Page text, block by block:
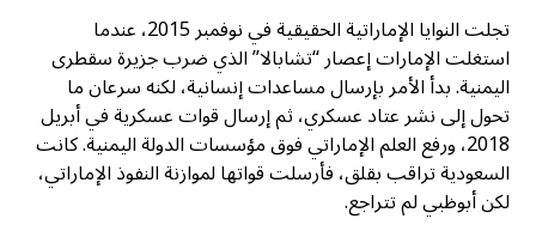
تجلت النوايا الإماراتية الحقيقية في نوفمبر 2015، عندما
استغلت الإمارات إعصار “تشابالا” الذي ضرب جزيرة سقطرى
اليمنية. بدأ الأمر بإرسال مساعدات إنسانية، لكنه سرعان ما
تحول إلى نشر عتاد عسكري، ثم إرسال قوات عسكرية في أبريل
2018، ورفع العلم الإماراتي فوق مؤسسات الدولة اليمنية. كانت
السعودية تراقب بقلق، فأرسلت قواتها لموازنة النفوذ الإماراتي،
لكن أبوظبي لم تتراجع.